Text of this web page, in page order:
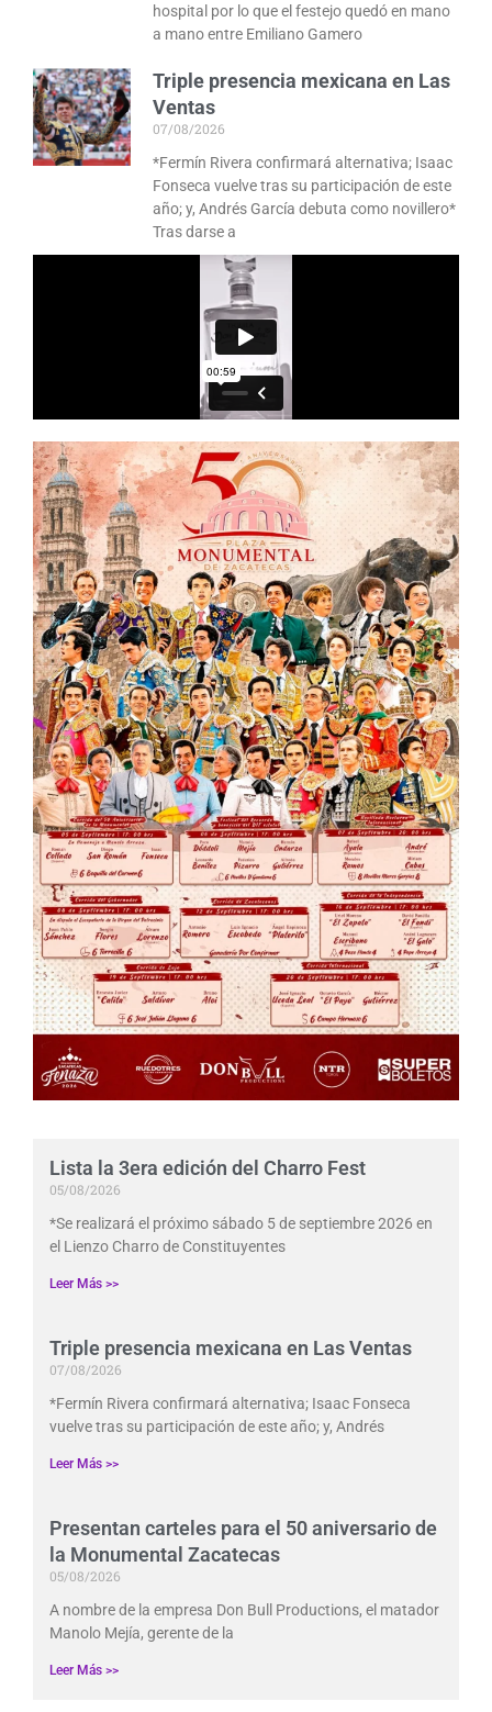
Lista la 3era edición del Charro Fest
05/08/2026
*Se realizará el próximo sábado 5 de septiembre 2026 en
el Lienzo Charro de Constituyentes
Leer Más >>
Triple presencia mexicana en Las Ventas
07/08/2026
*Fermín Rivera confirmará alternativa; Isaac Fonseca
vuelve tras su participación de este año; y, Andrés
Leer Más >>
Presentan carteles para el 50 aniversario de
la Monumental Zacatecas
05/08/2026
A nombre de la empresa Don Bull Productions, el matador
Manolo Mejía, gerente de la
Leer Más >>
hospital por lo que el festejo quedó en mano
a mano entre Emiliano Gamero
Triple presencia mexicana en Las
Ventas
07/08/2026
*Fermín Rivera confirmará alternativa; Isaac
Fonseca vuelve tras su participación de este
año; y, Andrés García debuta como novillero*
Tras darse a